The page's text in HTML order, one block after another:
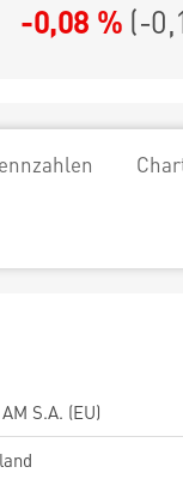
-0,08 % (-
S.A. (EU)